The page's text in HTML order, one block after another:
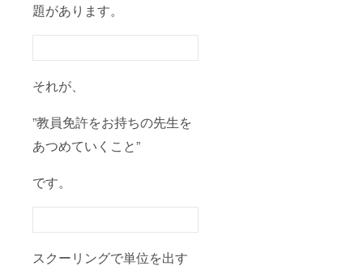
題があります。
それが、
”教員免許をお持ちの先生を
あつめていくこと”
です。
スクーリングで単位を出す